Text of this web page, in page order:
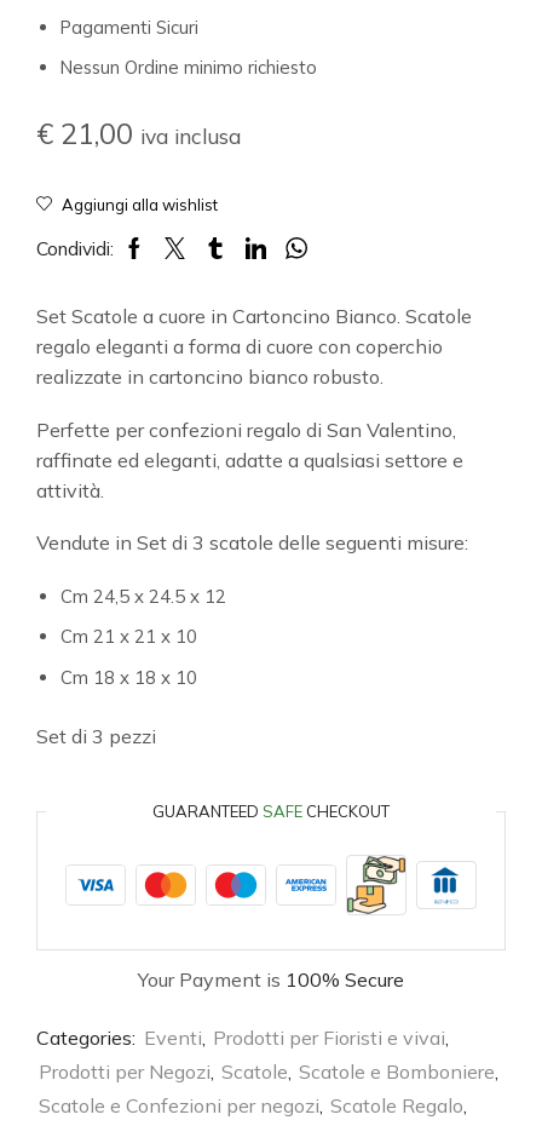
Pagamenti Sicuri
Nessun Ordine minimo richiesto
€ 21,00 iva inclusa
Aggiungi alla wishlist
Condividi:
Set Scatole a cuore in Cartoncino Bianco. Scatole
regalo eleganti a forma di cuore con coperchio
realizzate in cartoncino bianco robusto.
Perfette per confezioni regalo di San Valentino,
raffinate ed eleganti, adatte a qualsiasi settore e
attività.
Vendute in Set di 3 scatole delle seguenti misure:
Cm 24,5 x 24.5 x 12
Cm 21 x 21 x 10
Cm 18 x 18 x 10
Set di 3 pezzi
GUARANTEED SAFE CHECKOUT
Your Payment is 100% Secure
Categories: Eventi, Prodotti per Fioristi e vivai,
Prodotti per Negozi, Scatole, Scatole e Bomboniere,
Scatole e Confezioni per negozi, Scatole Regalo,